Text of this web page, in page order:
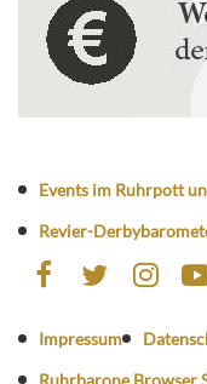
Events im Ruhrpott
Revier-
Impressum
Ruhrbarone Browser